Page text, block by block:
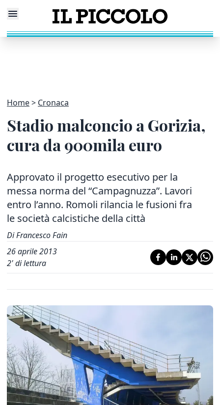
Home Cronaca
Stadio malconcio a Gorizia,
cura da 900mila euro
Approvato il progetto esecutivo per la
messa norma del “Campagnuzza”. Lavori
entro l’anno. Romoli rilancia le fusioni fra
le società calcistiche della città
Di Francesco Fain
26 aprile 2013
2' di lettura